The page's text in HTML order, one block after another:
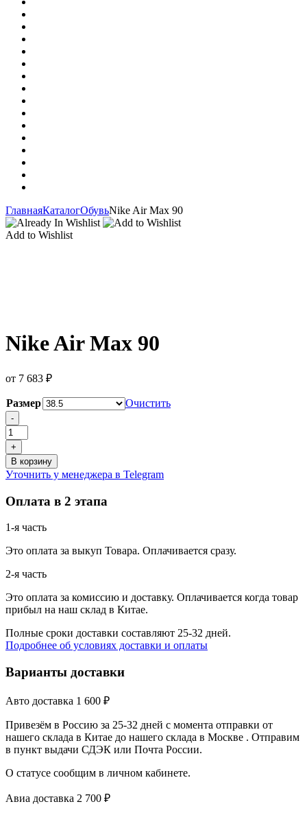
ГлавнаяКаталогОбувьNike Air Max 90
Add to Wishlist
Nike Air Max 90
от 7 683 ₽
Размер
Очистить
Количество
товара
Nike
Air
Max
90
-
+
В корзину
Уточнить у менеджера в Telegram
Оплата в 2 этапа
1-я часть
Это оплата за выкуп Товара. Оплачивается сразу.
2-я часть
Это оплата за комиссию и доставку. Оплачивается когда товар
прибыл на наш склад в Китае.
Полные сроки доставки составляют 25-32 дней.
Подробнее об условиях доставки и оплаты
Варианты доставки
Авто доставка 1 600 ₽
Привезём в Россию за 25-32 дней с момента отправки от
нашего склада в Китае до нашего склада в Москве . Отправим
в пункт выдачи СДЭК или Почта России.
О статусе сообщим в личном кабинете.
Авиа доставка 2 700 ₽